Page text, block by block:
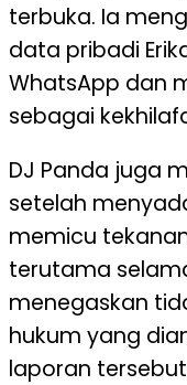
terbuka. Ia
data pribadi
WhatsApp dan
sebagai
DJ Panda juga
setelah
memicu
terutama
menegaskan
hukum yang
laporan